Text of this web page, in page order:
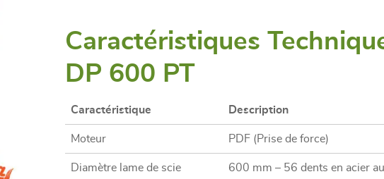
Caractéristiques
DP 600 PT
Caractéristique Description
Moteur PDF (Prise de force)
Diamètre lame de scie 600 mm – 56 dents en acier